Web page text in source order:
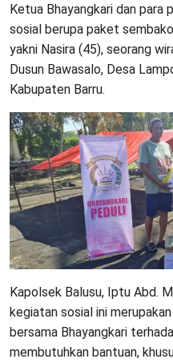
Ketua Bhayangkari dan para
sosial berupa paket
yakni Nasira (45), seorang
Dusun Bawasalo, Desa
Kabupaten Barru.
Kapolsek Balusu, Iptu Abd.
kegiatan sosial ini
bersama Bhayangkari
membutuhkan bantuan,